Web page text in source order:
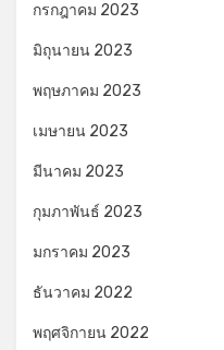
กรกฎาคม 2023
มิถุนายน 2023
พฤษภาคม 2023
เมษายน 2023
มีนาคม 2023
กุมภาพันธ์ 2023
มกราคม 2023
ธันวาคม 2022
พฤศจิกายน 2022